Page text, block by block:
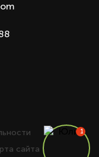
сайта